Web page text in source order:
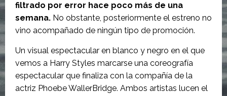
filtrado por error hace poco más de una
semana. No obstante, posteriormente el estreno no
vino acompañado de ningún tipo de promoción.
Un visual espectacular en blanco y negro en el que
vemos a Harry Styles marcarse una coreografía
espectacular que finaliza con la compañía de la
actriz Phoebe WallerBridge. Ambos artistas lucen el